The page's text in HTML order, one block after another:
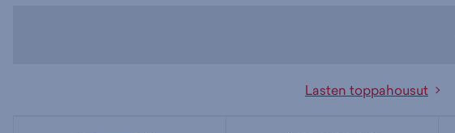
Lasten toppahousut